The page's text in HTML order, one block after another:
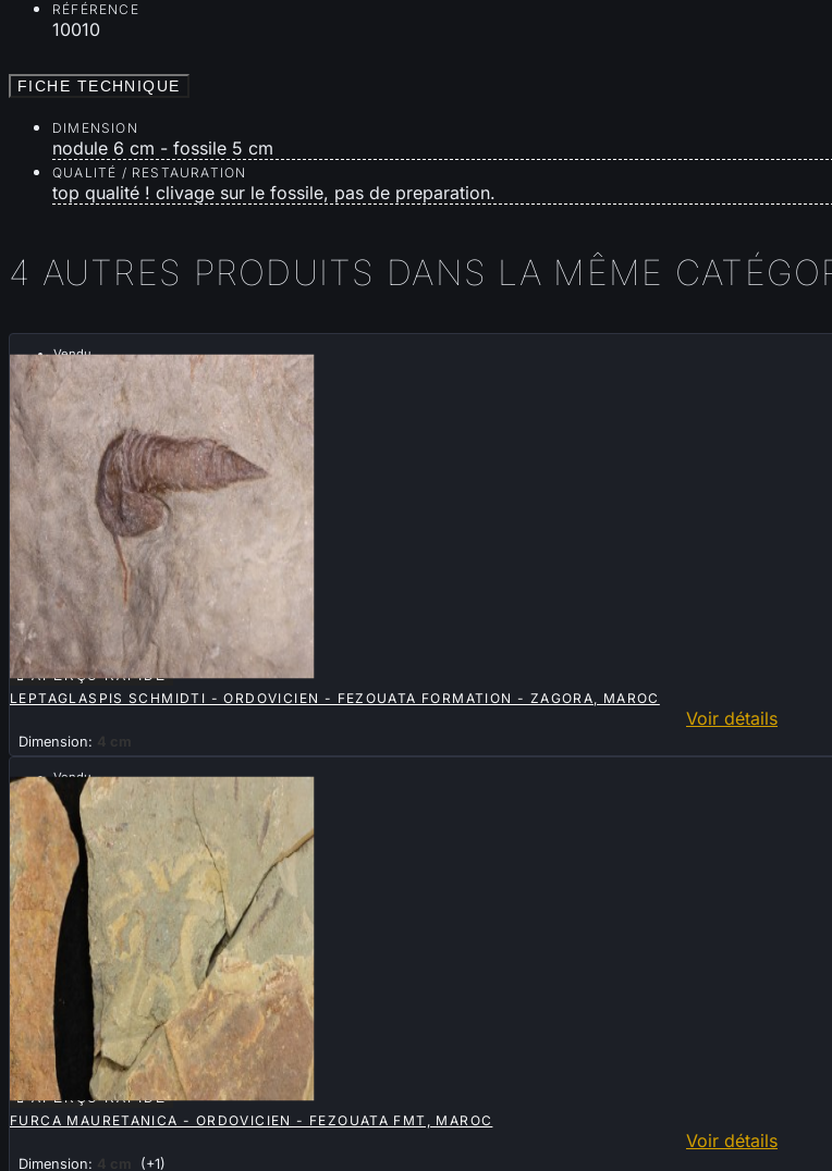
RÉFÉRENCE
10010
FICHE TECHNIQUE
DIMENSION
nodule 6 cm - fossile 5 cm
QUALITÉ / RESTAURATION
top qualité ! clivage sur le fossile, pas de preparation.
4 AUTRES PRODUITS DANS LA MÊME
Vendu
 APERÇU RAPIDE
LEPTAGLASPIS SCHMIDTI - ORDOVICIEN - FEZOUATA FORMATION - ZAGORA, MAROC
Voir détails
Dimension: 4 cm
Vendu
 APERÇU RAPIDE
FURCA MAURETANICA - ORDOVICIEN - FEZOUATA FMT, MAROC
Voir détails
Dimension: 4 cm (+1)